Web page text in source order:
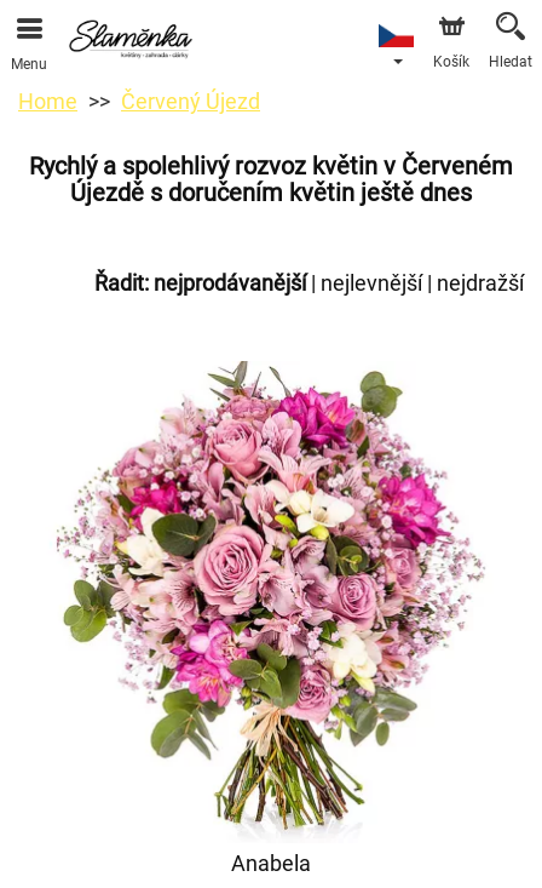
Menu Košík Hledat
Home Červený Újezd
Rychlý a spolehlivý rozvoz květin v Červeném
Újezdě s doručením květin ještě dnes
Řadit: nejprodávanější| nejlevnější| nejdražší
Anabela